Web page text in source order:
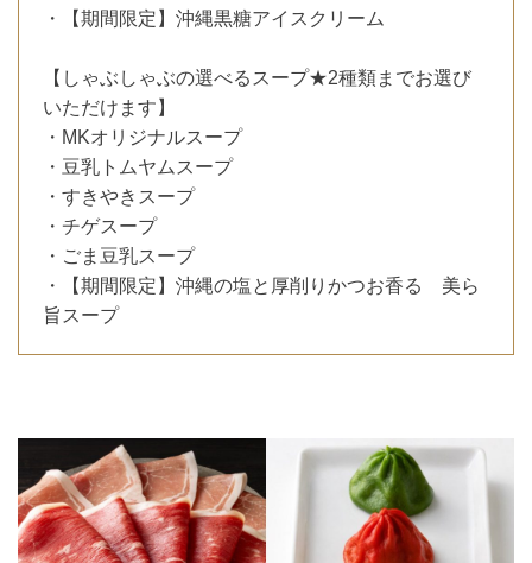
・【期間限定】沖縄黒糖アイスクリーム
【しゃぶしゃぶの選べるスープ★2種類までお選び
いただけます】
・MKオリジナルスープ
・豆乳トムヤムスープ
・すきやきスープ
・チゲスープ
・ごま豆乳スープ
・【期間限定】沖縄の塩と厚削りかつお香る 美ら
旨スープ